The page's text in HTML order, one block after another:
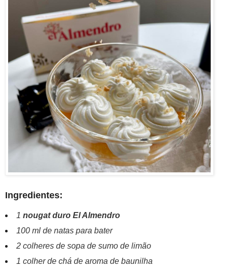
Ingredientes:
1 nougat duro El Almendro
100 ml de natas para bater
2 colheres de sopa de sumo de limão
1 colher de chá de aroma de baunilha